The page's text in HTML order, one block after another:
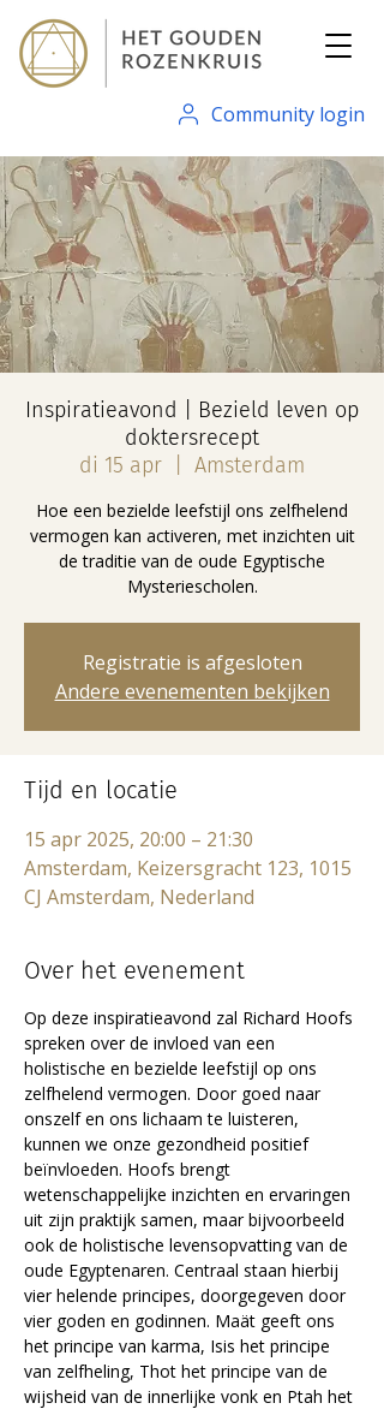
Community login
Inspiratieavond | Bezield leven op
doktersrecept
di 15 apr
Amsterdam
Hoe een bezielde leefstijl ons zelfhelend
vermogen kan activeren, met inzichten uit
de traditie van de oude Egyptische
Mysteriescholen.
Registratie is afgesloten
Andere evenementen bekijken
Tijd en locatie
15 apr 2025, 20:00 – 21:30
Amsterdam, Keizersgracht 123, 1015
CJ Amsterdam, Nederland
Over het evenement
Op deze inspiratieavond zal Richard Hoofs
spreken over de invloed van een
holistische en bezielde leefstijl op ons
zelfhelend vermogen. Door goed naar
onszelf en ons lichaam te luisteren,
kunnen we onze gezondheid positief
beïnvloeden. Hoofs brengt
wetenschappelijke inzichten en ervaringen
uit zijn praktijk samen, maar bijvoorbeeld
ook de holistische levensopvatting van de
oude Egyptenaren. Centraal staan hierbij
vier helende principes, doorgegeven door
vier goden en godinnen. Maät geeft ons
het principe van karma, Isis het principe
van zelfheling, Thot het principe van de
wijsheid van de innerlijke vonk en Ptah het